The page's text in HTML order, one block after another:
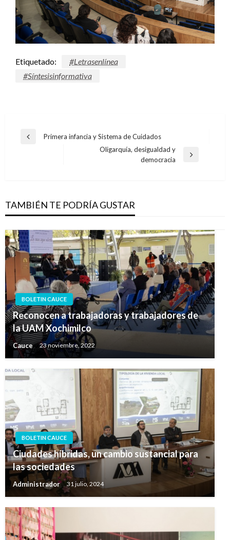
Etiquetado:
#Letrasenlínea
#Síntesisinformativa
Navegación
Entrada
Primera infancia y Sistema de Cuidados
Oligarquía, desigualdad y
democracia
TAMBIÉN TE PODRÍA GUSTAR
BOLETIN CAUCE
Reconocen a trabajadoras y trabajadores de
la UAM Xochimilco
Cauce 23 noviembre, 2022
BOLETIN CAUCE
Ciudades híbridas, un cambio sustancial para
las sociedades
Administrador 31 julio, 2024